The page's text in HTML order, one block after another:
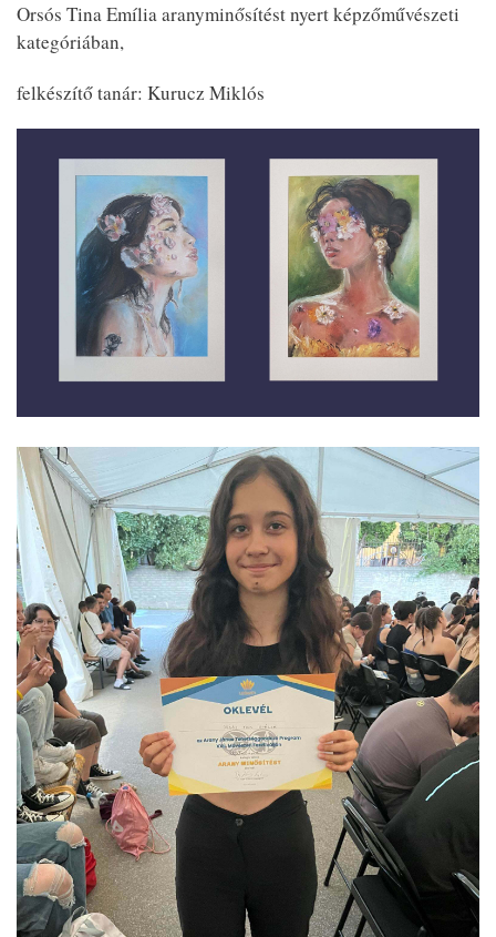
Orsós Tina Emília aranyminősítést nyert képzőművészeti
kategóriában,
felkészítő tanár: Kurucz Miklós